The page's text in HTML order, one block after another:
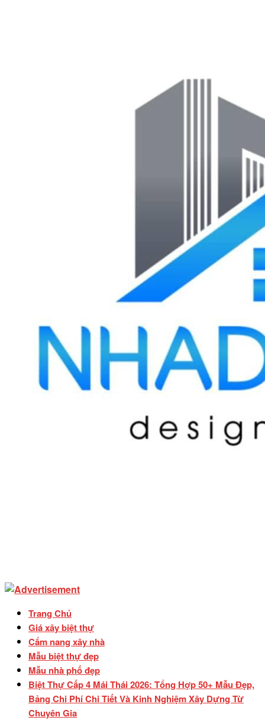
Trang Chủ
Giá xây biệt thự
Cẩm nang xây nhà
Mẫu biệt thự đẹp
Mẫu nhà phố đẹp
Biệt Thự Cấp 4 Mái Thái 2026: Tổng Hợp 50+ Mẫu Đẹp,
Bảng Chi Phí Chi Tiết Và Kinh Nghiệm Xây Dựng Từ
Chuyên Gia